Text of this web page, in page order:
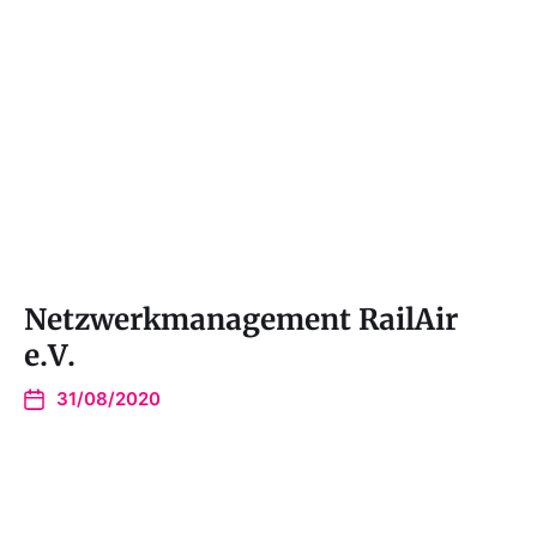
Netzwerkmanagement RailAir
e.V.
31/08/2020